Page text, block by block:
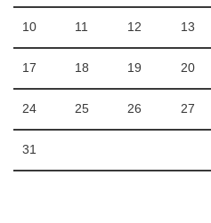
10 11 12 13
17 18 19 20
24 25 26 27
31